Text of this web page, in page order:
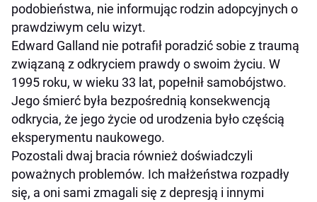
podobieństwa, nie informując rodzin adopcyjnych o
prawdziwym celu wizyt.
Edward Galland nie potrafił poradzić sobie z traumą
związaną z odkryciem prawdy o swoim życiu. W
1995 roku, w wieku 33 lat, popełnił samobójstwo.
Jego śmierć była bezpośrednią konsekwencją
odkrycia, że jego życie od urodzenia było częścią
eksperymentu naukowego.
Pozostali dwaj bracia również doświadczyli
poważnych problemów. Ich małżeństwa rozpadły
się, a oni sami zmagali się z depresją i innymi